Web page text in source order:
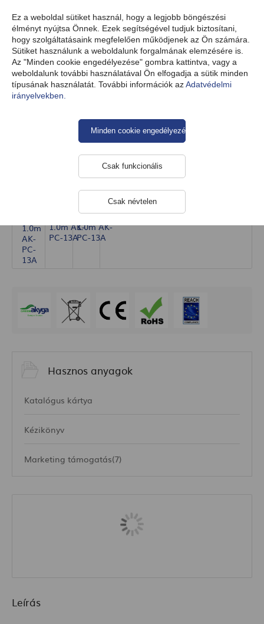
Ez a weboldal sütiket használ, hogy a legjobb böngészési
élményt nyújtsa Önnek. Ezek segítségével tudjuk biztosítani,
hogy szolgáltatásaink megfelelően működjenek az Ön számára.
Sütiket használunk a weboldalunk forgalmának elemzésére is.
Az "Minden cookie engedélyezése" gombra kattintva, vagy a
weboldalunk további használatával Ön elfogadja a sütik minden
típusának használatát. További információk azAdatvédelmi
irányelvekben.
Csak névtelen
Csak funkcionális
Minden cookie engedélyezése
HU
Termékek Kábelek Tápegység Kábelek
PC Power Cable 1.0m AK-PC-13A
Hasznos anyagok
Katalógus kártya
Kézikönyv
Marketing támogatás(7)
Leírás